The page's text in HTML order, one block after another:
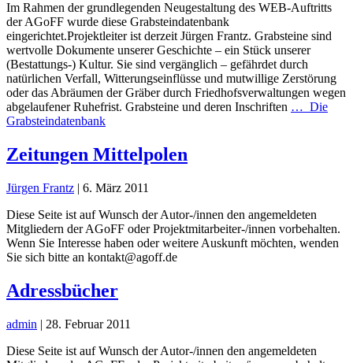
Im Rahmen der grundlegenden Neugestaltung des WEB-Auftritts
der AGoFF wurde diese Grabsteindatenbank
eingerichtet.Projektleiter ist derzeit Jürgen Frantz. Grabsteine sind
wertvolle Dokumente unserer Geschichte – ein Stück unserer
(Bestattungs-) Kultur. Sie sind vergänglich – gefährdet durch
natürlichen Verfall, Witterungseinflüsse und mutwillige Zerstörung
oder das Abräumen der Gräber durch Friedhofsverwaltungen wegen
abgelaufener Ruhefrist. Grabsteine und deren Inschriften … Die
Grabsteindatenbank
Zeitungen Mittelpolen
Jürgen Frantz | 6. März 2011
Diese Seite ist auf Wunsch der Autor-/innen den angemeldeten
Mitgliedern der AGoFF oder Projektmitarbeiter-/innen vorbehalten.
Wenn Sie Interesse haben oder weitere Auskunft möchten, wenden
Sie sich bitte an kontakt@agoff.de
Adressbücher
admin | 28. Februar 2011
Diese Seite ist auf Wunsch der Autor-/innen den angemeldeten